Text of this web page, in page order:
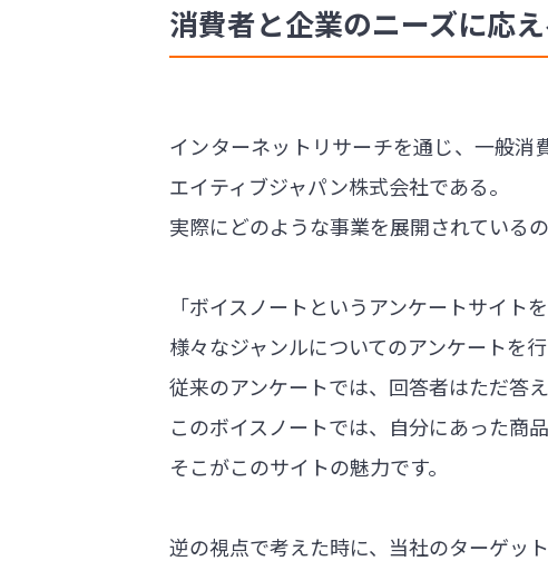
消費者と企業のニーズに応
インターネットリサーチを通じ、一般
エイティブジャパン株式会社である。
実際にどのような事業を展開されている
「ボイスノートというアンケートサイト
様々なジャンルについてのアンケートを
従来のアンケートでは、回答者はただ答
このボイスノートでは、自分にあった商
そこがこのサイトの魅力です。
逆の視点で考えた時に、当社のターゲッ